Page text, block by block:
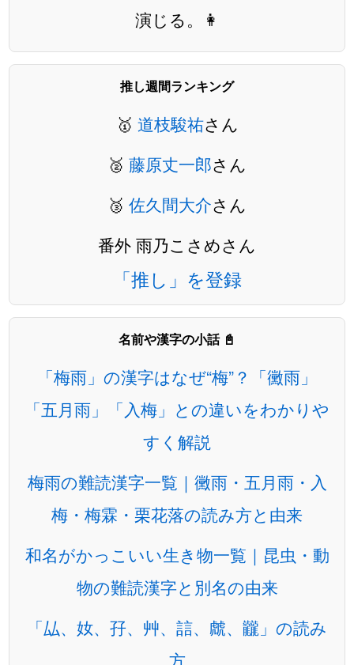
演じる。👩
推し週間ランキング
🥇 道枝駿祐さん
🥈 藤原丈一郎さん
🥉 佐久間大介さん
番外 雨乃こさめさん
「推し」を登録
名前や漢字の小話 📓
「梅雨」の漢字はなぜ“梅”？「黴雨」
「五月雨」「入梅」との違いをわかりや
すく解説
梅雨の難読漢字一覧｜黴雨・五月雨・入
梅・梅霖・栗花落の読み方と由来
和名がかっこいい生き物一覧｜昆虫・動
物の難読漢字と別名の由来
「厸、奻、孖、艸、誩、虤、龖」の読み
方